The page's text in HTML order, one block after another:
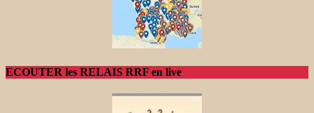
ECOUTER les RELAIS RRF en live